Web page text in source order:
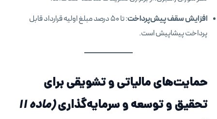
افزایش سقف پیش‌پرداخت
: تا ۵۰ درصد مبلغ اولیه قرارداد قابل
پرداخت پیشاپیش است.
حمایت‌های مالیاتی و تشویقی برای
تحقیق و توسعه و سرمایه‌گذاری
(ماده ۱۱